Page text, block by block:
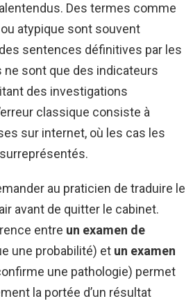
Des termes comme
atypique sont souvent
sentences définitives par les
ne sont que des indicateurs
des investigations
classique consiste à
sur internet, où les cas les
au praticien de traduire le
avant de quitter le cabinet.
entre un examen de
une probabilité) et un examen
une pathologie) permet
la portée d’un résultat